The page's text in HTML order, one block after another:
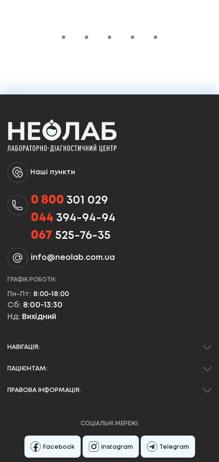
Наші пункти
0 800 301 029
044 394-94-94
067 525-76-35
info@neolab.com.ua
ГРАФІК РОБОТИ:
Пн-Пт: 8:00-18:00
Сб: 8:00-13:30
Нд: Вихідний
НАВІГАЦІЯ:
ПАЦІЄНТАМ:
ПРАВОВА ІНФОРМАЦІЯ:
СОЦІАЛЬНІ МЕРЕЖІ:
Facebook Instagram Telegram